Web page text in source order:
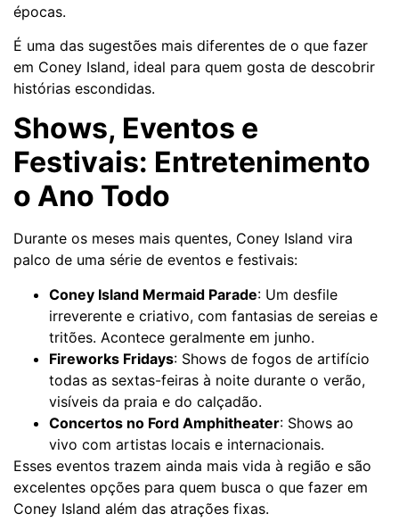
épocas.
É uma das sugestões mais diferentes de o que fazer
em Coney Island, ideal para quem gosta de descobrir
histórias escondidas.
Shows, Eventos e
Festivais: Entretenimento
o Ano Todo
Durante os meses mais quentes, Coney Island vira
palco de uma série de eventos e festivais:
Coney Island Mermaid Parade: Um desfile
irreverente e criativo, com fantasias de sereias e
tritões. Acontece geralmente em junho.
Fireworks Fridays: Shows de fogos de artifício
todas as sextas-feiras à noite durante o verão,
visíveis da praia e do calçadão.
Concertos no Ford Amphitheater: Shows ao
vivo com artistas locais e internacionais.
Esses eventos trazem ainda mais vida à região e são
excelentes opções para quem busca o que fazer em
Coney Island além das atrações fixas.